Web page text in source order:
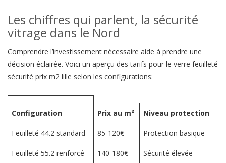
Les chiffres qui parlent, la sécurité
vitrage dans le Nord
Comprendre l’investissement nécessaire aide à prendre une
décision éclairée. Voici un aperçu des tarifs pour le verre feuilleté
sécurité prix m2 lille selon les configurations:
Configuration Prix au m² Niveau protection
Feuilleté 44.2 standard 85-120€ Protection basique
Feuilleté 55.2 renforcé 140-180€ Sécurité élevée